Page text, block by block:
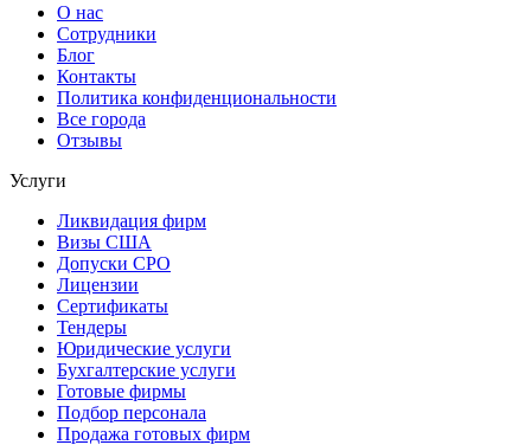
О нас
Сотрудники
Блог
Контакты
Политика конфиденциональности
Все города
Отзывы
Услуги
Ликвидация фирм
Визы США
Допуски СРО
Лицензии
Сертификаты
Тендеры
Юридические услуги
Бухгалтерские услуги
Готовые фирмы
Подбор персонала
Продажа готовых фирм